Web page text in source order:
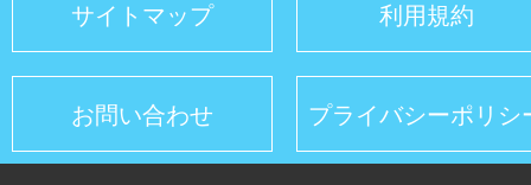
サイトマップ 利用規約
お問い合わせ プライバシーポリシ